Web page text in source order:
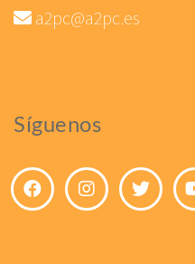
a2pc@a2pc.es
Síguenos